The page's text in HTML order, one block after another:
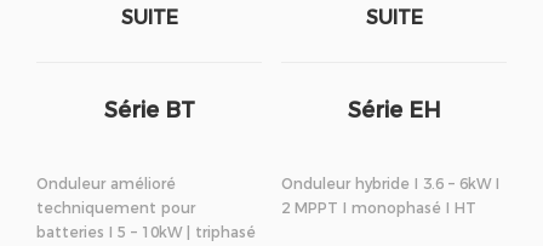
SUITE SUITE
Série BT
Onduleur amélioré
techniquement pour
batteries I 5 – 10kW | triphasé
Série EH
Onduleur hybride I 3.6 – 6kW I
2 MPPT I monophasé I HT